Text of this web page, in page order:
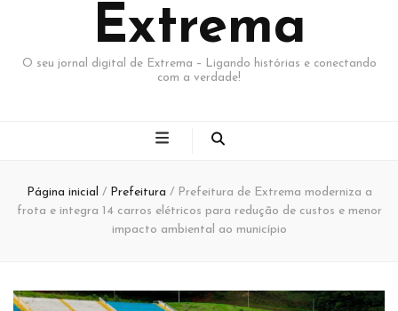
Extrema
O seu jornal digital de Extrema – Ligando histórias e conectando
com a verdade!
Página inicial / Prefeitura / Prefeitura de Extrema moderniza a
frota e integra 14 carros elétricos para redução de custos e menor
impacto ambiental ao município